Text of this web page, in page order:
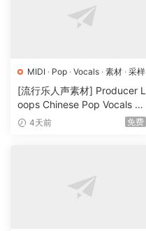
MIDI · Pop · Vocals · 素材 · 采样
[流行乐人声素材] Producer L
oops Chinese Pop Vocals Vo
l.1 [WAV, MiDi, REX]（3.21G
4天前 免费